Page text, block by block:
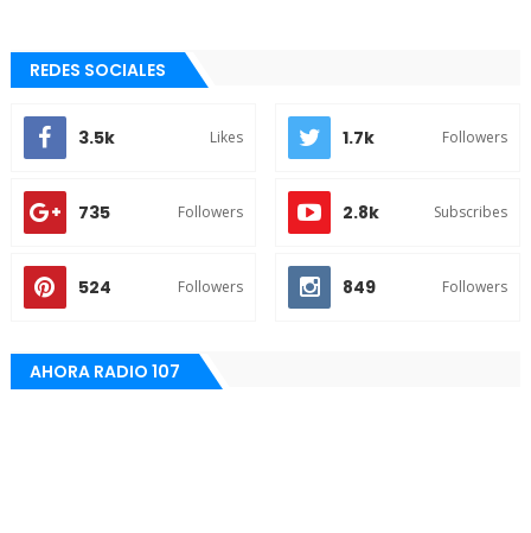
REDES SOCIALES
3.5k Likes 1.7k Followers
735 Followers 2.8k Subscribes
524 Followers 849 Followers
AHORA RADIO 107